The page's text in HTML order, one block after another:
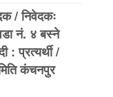
/ निवेदकः
नं. ४ बस्ने
: प्रत्यर्थी /
कंचनपुर